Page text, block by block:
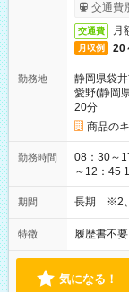
交通費
交通費 月
月収例 20
勤務地
静岡県袋
愛野(静岡
20分
商品の
勤務時間
08：30～17：15
～12：45 15：00～15
り、1日1
期間 長期 ※2、
特徴 履歴書不要
気になる！